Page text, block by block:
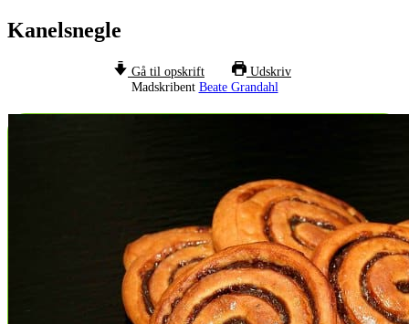
Kanelsnegle
Gå til opskrift
Udskriv
Madskribent Beate Grandahl